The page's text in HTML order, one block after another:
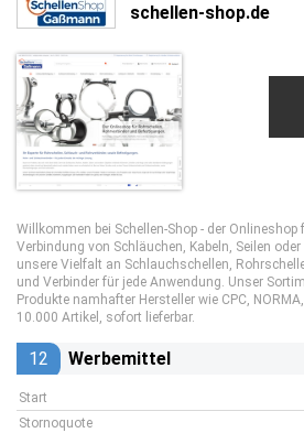
schellen-shop.de
Willkommen bei Schellen-Shop - der
Verbindung von Schläuchen, Kabeln, Seilen
unsere Vielfalt an Schlauchschellen,
und Verbinder für jede Anwendung. Unser
Produkte namhafter Hersteller wie CPC,
10.000 Artikel, sofort lieferbar.
12 Werbemittel
Start
Stornoquote